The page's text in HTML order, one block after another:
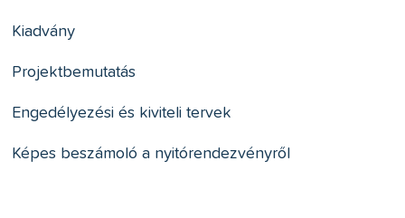
Kiadvány
Projektbemutatás
Engedélyezési és kiviteli tervek
Képes beszámoló a nyitórendezvényről